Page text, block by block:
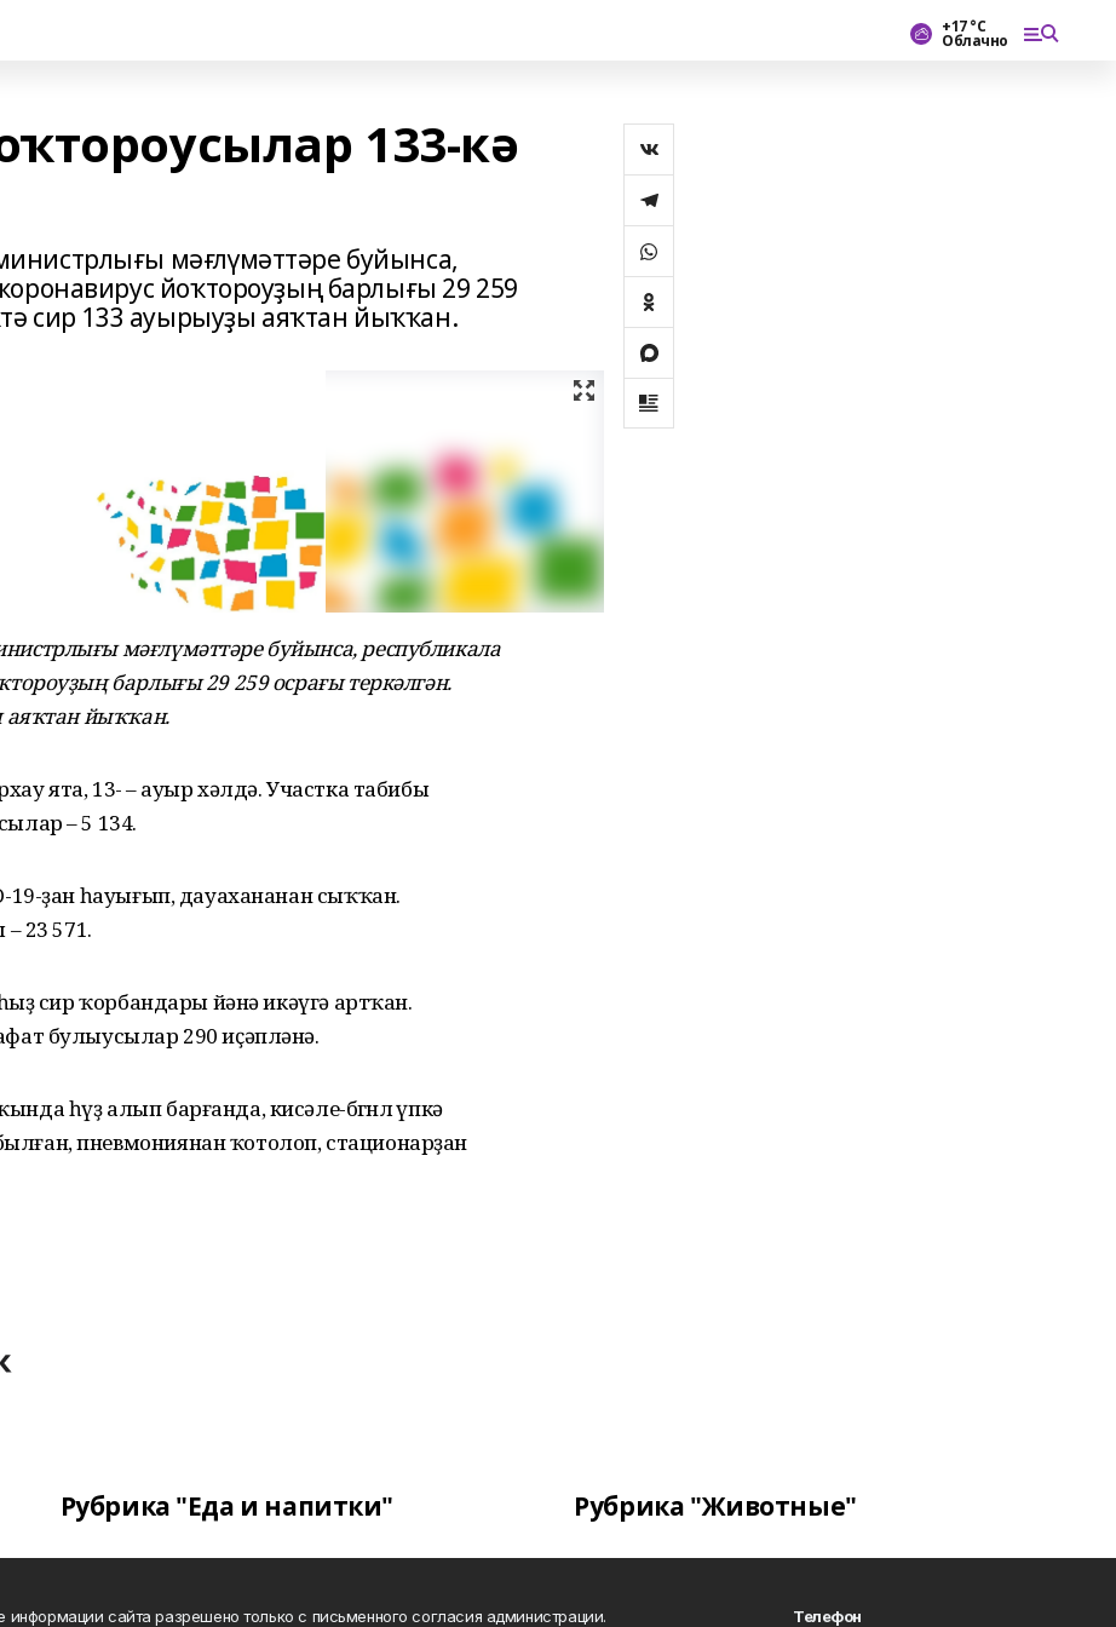
+17 °С
Облачно
133-кә
мәғлүмәттәре буйынса,
йоҡтороуҙың барлығы 29 259
сир 133 ауырыуҙы аяҡтан йыҡҡан.
мәғлүмәттәре буйынса, республикала
барлығы 29 259 осрағы теркәлгән.
аяҡтан йыҡҡан.
ята, 13-ө – ауыр хәлдә. Участка табибы
– 5 134.
19-ҙан һауығып, дауахананан сыҡҡан.
– 23 571.
сир ҡорбандары йәнә икәүгә артҡан.
булыусылар 290 иҫәпләнә.
һүҙ алып барғанда, кисәле-бөгөнлө үпкә
пневмониянан ҡотолоп, стационарҙан
Рубрика "Еда и напитки" Рубрика "Животные"
сайта разрешено только с письменного согласия администрации. Телефон